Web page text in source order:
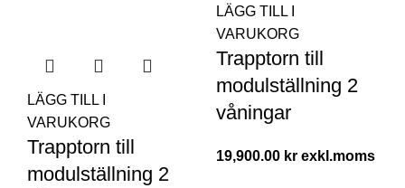
LÄGG TILL I
VARUKORG
Trapptorn till
modulställning 2
LÄGG TILL I
VARUKORG
Trapptorn till
modulställning 2
våningar
19,900.00 kr